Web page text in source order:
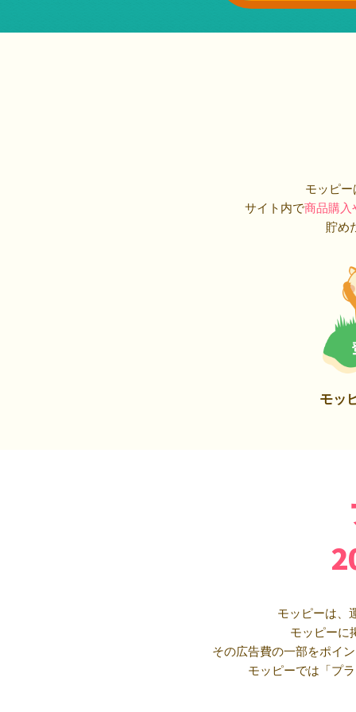
モッピ
サイト内で商品購入
貯め
モッ
モッピーは、
モッピーに
その広告費の一部をポイ
モッピーでは「プ